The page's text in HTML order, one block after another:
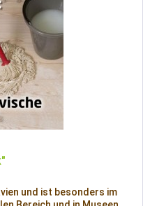
und ist besonders im